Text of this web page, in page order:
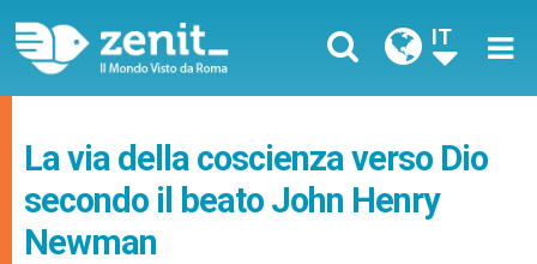
IT
La via della coscienza verso Dio
secondo il beato John Henry
Newman